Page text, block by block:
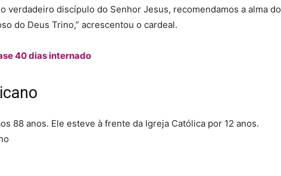
verdadeiro discípulo do Senhor Jesus, recomendamos a alma do
do Deus Trino,” acrescentou o cardeal.
40 dias internado
88 anos. Ele esteve à frente da Igreja Católica por 12 anos.